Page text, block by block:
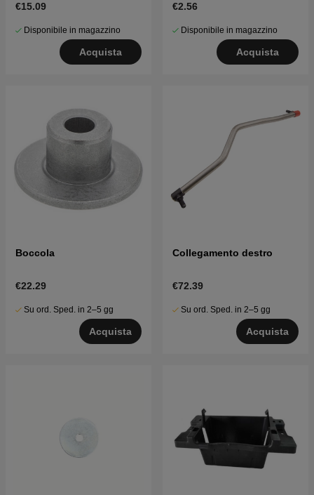
€15.09
Disponibile in magazzino
Acquista
€2.56
Disponibile in magazzino
Acquista
Boccola
€22.29
Su ord. Sped. in 2–5 gg
Acquista
Collegamento destro
€72.39
Su ord. Sped. in 2–5 gg
Acquista